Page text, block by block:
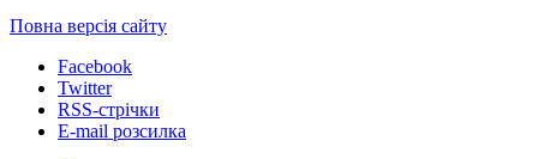
Повна версія сайту
Facebook
Twitter
RSS-стрічки
E-mail розсилка